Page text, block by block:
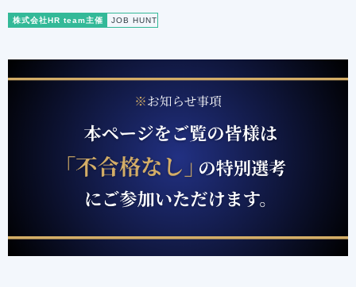
株式会社HR team主催 JOB HUNT